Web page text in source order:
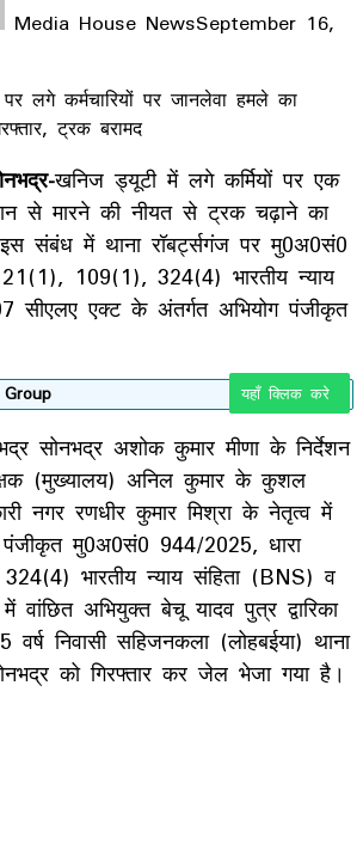
Media House NewsSeptember 16,
खनिज ड्यूटी में लगे कर्मियों पर एक
से मारने की नीयत से ट्रक चढ़ाने का
संबंध में थाना रॉबर्ट्सगंज पर मु0अ0सं0
109(1), 324(4) भारतीय न्याय
सीएलए एक्ट के अंतर्गत अभियोग पंजीकृत
यहाँ क्लिक करे
सोनभद्र अशोक कुमार मीणा के निर्देशन
(मुख्यालय) अनिल कुमार के कुशल
नगर रणधीर कुमार मिश्रा के नेतृत्व में
पंजीकृत मु0अ0सं0 944/2025, धारा
भारतीय न्याय संहिता (BNS) व
अभियुक्त बेचू यादव पुत्र द्वारिका
निवासी सहिजनकला (लोहबईया) थाना
को गिरफ्तार कर जेल भेजा गया है।